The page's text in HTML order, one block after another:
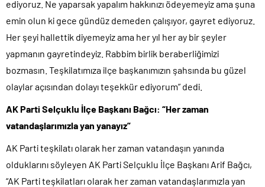
ediyoruz. Ne yaparsak yapalım hakkınızı ödeyemeyiz ama şuna
emin olun ki gece gündüz demeden çalışıyor, gayret ediyoruz.
Her şeyi hallettik diyemeyiz ama her yıl her ay bir şeyler
yapmanın gayretindeyiz. Rabbim birlik beraberliğimizi
bozmasın. Teşkilatımıza ilçe başkanımızın şahsında bu güzel
olaylar açısından dolayı teşekkür ediyorum” dedi.
AK Parti Selçuklu İlçe Başkanı Bağcı: “Her zaman
vatandaşlarımızla yan yanayız”
AK Parti teşkilatı olarak her zaman vatandaşın yanında
olduklarını söyleyen AK Parti Selçuklu İlçe Başkanı Arif Bağcı,
“AK Parti teşkilatları olarak her zaman vatandaşlarımızla yan